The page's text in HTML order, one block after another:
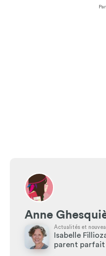
Anne
Actualités et
Isabelle
parent parfait